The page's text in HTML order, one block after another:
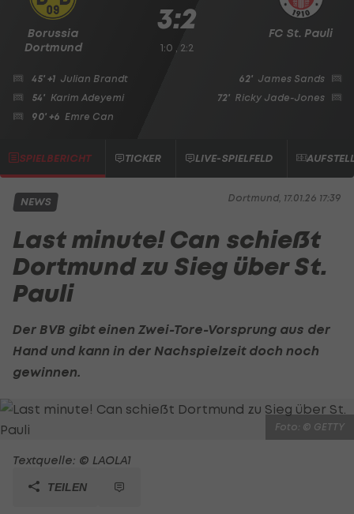
Borussia
Dortmund
FC St. Pauli
3:2
1:0 , 2:2
45' +1 Julian Brandt
54' Karim Adeyemi
90' +6 Emre Can
62' James Sands
72' Ricky Jade-Jones
SPIELBERICHT TICKER LIVE-SPIELFELD
Dortmund, 17.01.26 17:39
NEWS
Last minute! Can schießt
Dortmund zu Sieg über St.
Pauli
Der BVB gibt einen Zwei-Tore-Vorsprung aus der
Hand und kann in der Nachspielzeit doch noch
gewinnen.
Foto: © GETTY
Textquelle: © LAOLA1
TEILEN